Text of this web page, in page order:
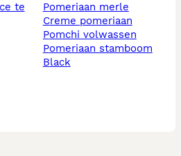
pomeriaan merle
creme pomeriaan
pomchi volwassen
pomeriaan stamboom
black